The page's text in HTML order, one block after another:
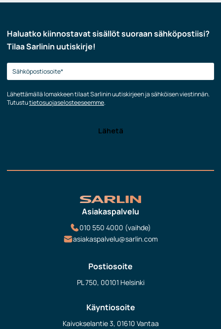
Haluatko kiinnostavat sisällöt suoraan sähköpostiisi?
Tilaa Sarlinin uutiskirje!
Lähettämällä lomakkeen tilaat Sarlinin uutiskirjeen ja sähköisen viestinnän.
Tutustutietosuojaselosteeseemme.
Asiakaspalvelu
010 550 4000 (vaihde)
asiakaspalvelu@sarlin.com
Postiosoite
PL 750, 00101 Helsinki
Käyntiosoite
Kaivokselantie 3, 01610 Vantaa